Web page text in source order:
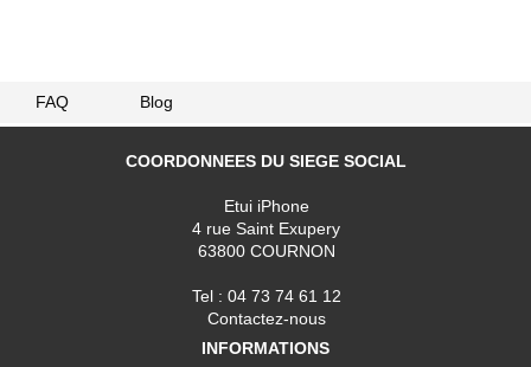
FAQ Blog
COORDONNEES DU SIEGE SOCIAL
Etui iPhone
4 rue Saint Exupery
63800 COURNON
Tel : 04 73 74 61 12
Contactez-nous
INFORMATIONS